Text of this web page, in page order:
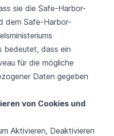
sie die Safe-Harbor-
dem Safe-Harbor-
bedeutet, dass ein
für die mögliche
Daten gegeben
von Cookies und
Aktivieren, Deaktivieren